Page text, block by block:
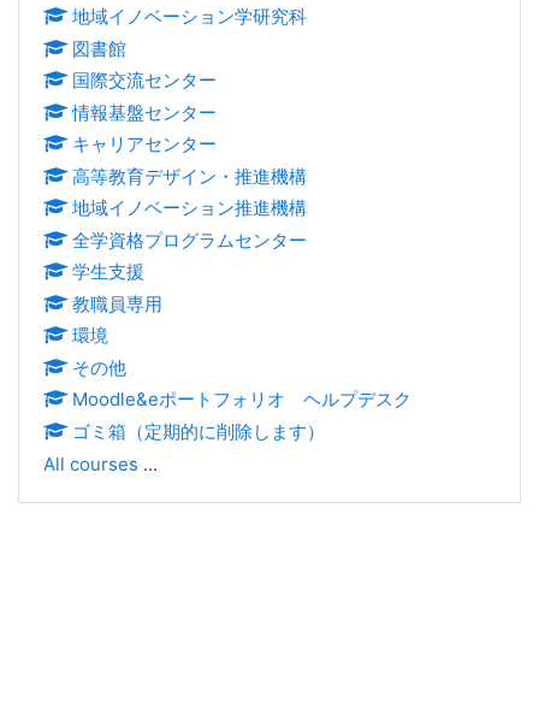
地域イノベーション学研究科
図書館
国際交流センター
情報基盤センター
キャリアセンター
高等教育デザイン・推進機構
地域イノベーション推進機構
全学資格プログラムセンター
学生支援
教職員専用
環境
その他
Moodle&eポートフォリオ ヘルプデスク
ゴミ箱（定期的に削除します）
All courses ...